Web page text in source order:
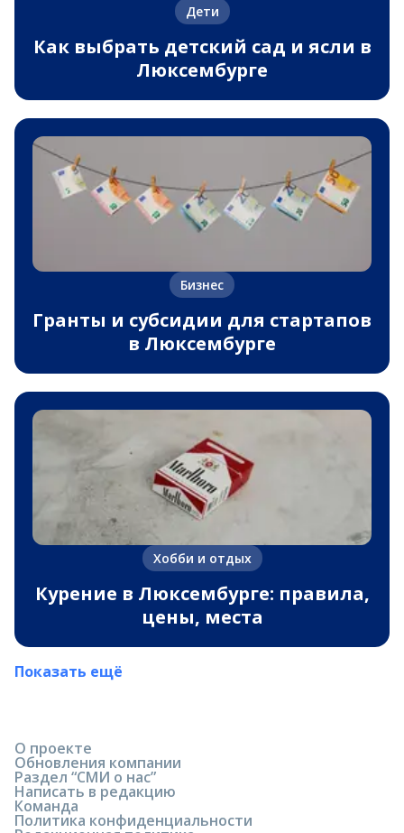
Дети
Как выбрать детский сад и ясли в
Люксембурге
Бизнес
Гранты и субсидии для стартапов
в Люксембурге
Хобби и отдых
Курение в Люксембурге: правила,
цены, места
Показать ещё
О проекте
Обновления компании
Раздел “СМИ о нас”
Написать в редакцию
Команда
Политика конфиденциальности